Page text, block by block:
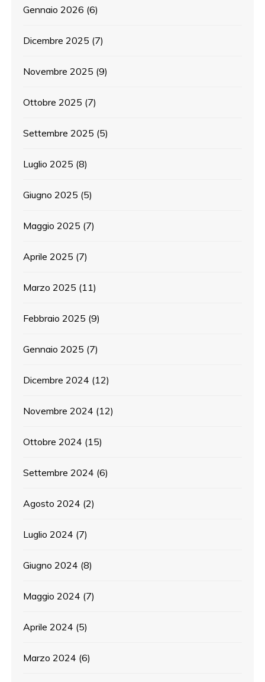
Gennaio 2026 (6)
Dicembre 2025 (7)
Novembre 2025 (9)
Ottobre 2025 (7)
Settembre 2025 (5)
Luglio 2025 (8)
Giugno 2025 (5)
Maggio 2025 (7)
Aprile 2025 (7)
Marzo 2025 (11)
Febbraio 2025 (9)
Gennaio 2025 (7)
Dicembre 2024 (12)
Novembre 2024 (12)
Ottobre 2024 (15)
Settembre 2024 (6)
Agosto 2024 (2)
Luglio 2024 (7)
Giugno 2024 (8)
Maggio 2024 (7)
Aprile 2024 (5)
Marzo 2024 (6)